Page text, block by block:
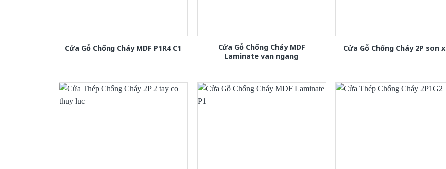
Cửa Gỗ Chống Cháy MDF P1R4 C1
Cửa Gỗ Chống Cháy MDF
Laminate van ngang
Cửa Gỗ Chống Cháy 2P son